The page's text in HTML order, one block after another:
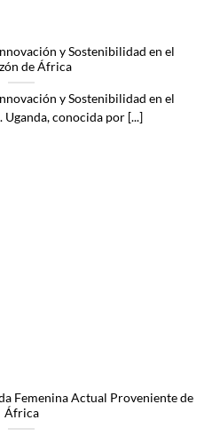
y Sostenibilidad en el
de África
y Sostenibilidad en el
conocida por [...]
Femenina Actual Proveniente de
África